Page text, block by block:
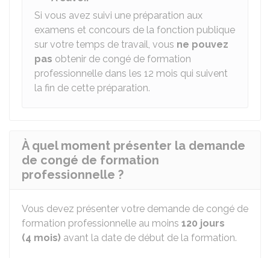
Si vous avez suivi une préparation aux
examens et concours de la fonction publique
sur votre temps de travail, vous ne pouvez
pas obtenir de congé de formation
professionnelle dans les 12 mois qui suivent
la fin de cette préparation.
À quel moment présenter la demande
de congé de formation
professionnelle ?
Vous devez présenter votre demande de congé de
formation professionnelle au moins 120 jours
(4 mois) avant la date de début de la formation.